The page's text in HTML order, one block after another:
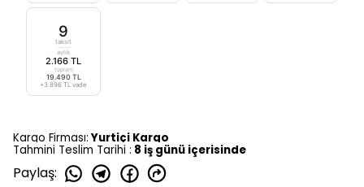
9
taksit
aylık
2.166 TL
toplam
19.490 TL
+3.896 TL vade
Kargo Firması: Yurtiçi Kargo
Tahmini Teslim Tarihi : 8 iş günü içerisinde
Paylaş: